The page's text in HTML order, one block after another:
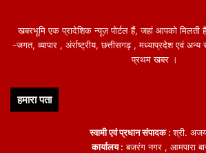
खबरभूमि एक प्रादेशिक न्यूज़ पोर्टल हैं, जहां आपको
-जगत, व्यापार , अंर्राष्ट्रीय, छत्तीसगढ़ , मध्याप्रदेश एवं अन्य
प्रथम खबर ।
हमारा पता
स्वामी एवं प्रधान संपादक :श्री.
कार्यालय : बजरंग नगर , आमपारा